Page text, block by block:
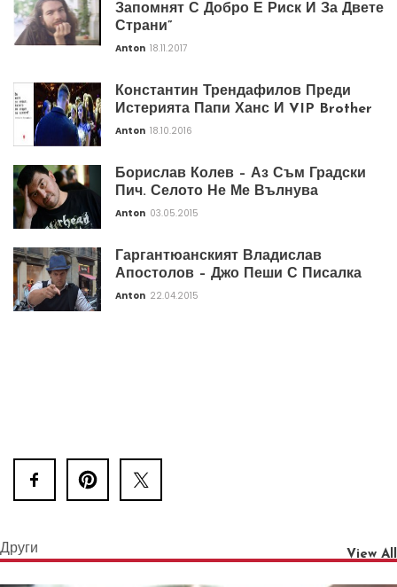
Запомнят С Добро Е Риск И За Двете
Страни”
Anton 18.11.2017
Константин Трендафилов Преди
Истерията Папи Ханс И VIP Brother
Anton 18.10.2016
Борислав Колев – Аз Съм Градски
Пич. Селото Не Ме Вълнува
Anton 03.05.2015
Гаргантюанският Владислав
Апостолов – Джо Пеши С Писалка
Anton 22.04.2015
Други View All